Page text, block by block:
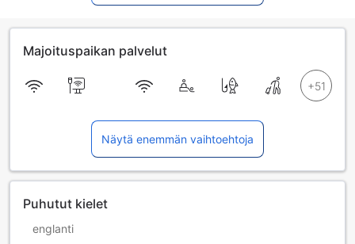
Majoituspaikan palvelut
Näytä enemmän vaihtoehtoja
Puhutut kielet
englanti